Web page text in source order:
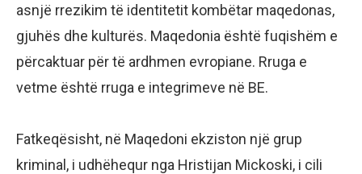
asnjë rrezikim të identitetit kombëtar maqedonas,
gjuhës dhe kulturës. Maqedonia është fuqishëm e
përcaktuar për të ardhmen evropiane. Rruga e
vetme është rruga e integrimeve në BE.
Fatkeqësisht, në Maqedoni ekziston një grup
kriminal, i udhëhequr nga Hristijan Mickoski, i cili